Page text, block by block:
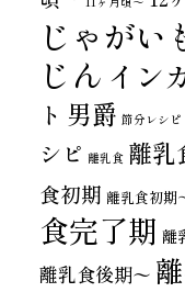
じゃがい
じん イン
ト 男爵 節分レシピ
シピ 離乳食 離乳
食初期 離乳食初期
食完了期 離
離乳食後期〜